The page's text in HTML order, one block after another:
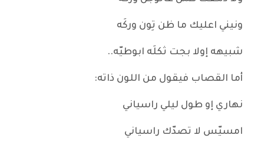
ونيني اعليك ما ظن تِون وركَه
شبيهه إولا بجت ثكلَه ابوطيّه..
أما القصاب فيقول من اللون ذاته:
نهاري إو طول ليلي راسياني
امسيّس لا تصدّك راسياني